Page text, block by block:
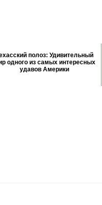
полоз: Удивительный
одного из самых интересных
удавов Америки